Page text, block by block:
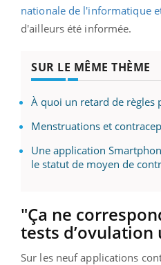
nationale de l'informatique
d'ailleurs été informée.
SUR LE MÊME THÈME
À quoi un retard de règles
Menstruations et
Une application
le statut de moyen de
"Ça ne
tests
Sur les neuf applications